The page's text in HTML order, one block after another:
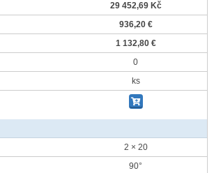
29 452,69 Kč
936,20 €
1 132,80 €
0
ks
2 × 20
90°